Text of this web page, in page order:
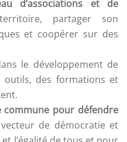
d’associations et de
partager son
et coopérer sur des
le développement de
outils, des formations et
pour défendre
de démocratie et